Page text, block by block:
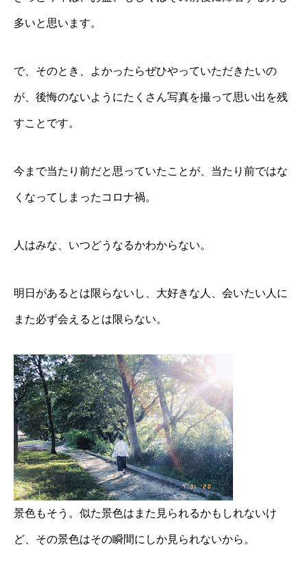
多いと思います。
で、そのとき、よかったらぜひやっていただきたいの
が、後悔のないようにたくさん写真を撮って思い出を残
すことです。
今まで当たり前だと思っていたことが、当たり前ではな
くなってしまったコロナ禍。
人はみな、いつどうなるかわからない。
明日があるとは限らないし、大好きな人、会いたい人に
また必ず会えるとは限らない。
景色もそう。似た景色はまた見られるかもしれないけ
ど、その景色はその瞬間にしか見られないから。